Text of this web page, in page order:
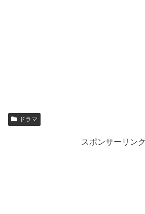
ドラマ
スポンサーリンク